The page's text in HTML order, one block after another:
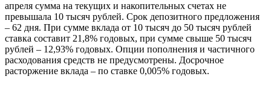
апреля сумма на текущих и накопительных счетах не
превышала 10 тысяч рублей. Срок депозитного предложения
– 62 дня. При сумме вклада от 10 тысяч до 50 тысяч рублей
ставка составит 21,8% годовых, при сумме свыше 50 тысяч
рублей – 12,93% годовых. Опции пополнения и частичного
расходования средств не предусмотрены. Досрочное
расторжение вклада – по ставке 0,005% годовых.